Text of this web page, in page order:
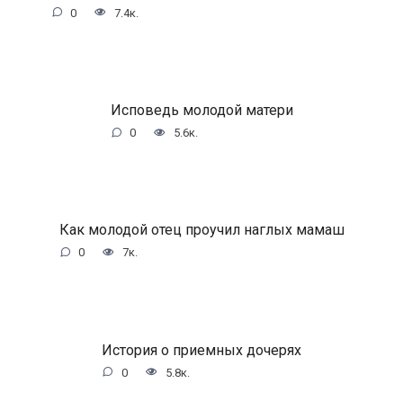
0 7.4к.
Исповедь молодой матери
0 5.6к.
Как молодой отец проучил наглых мамаш
0 7к.
История о приемных дочерях
0 5.8к.